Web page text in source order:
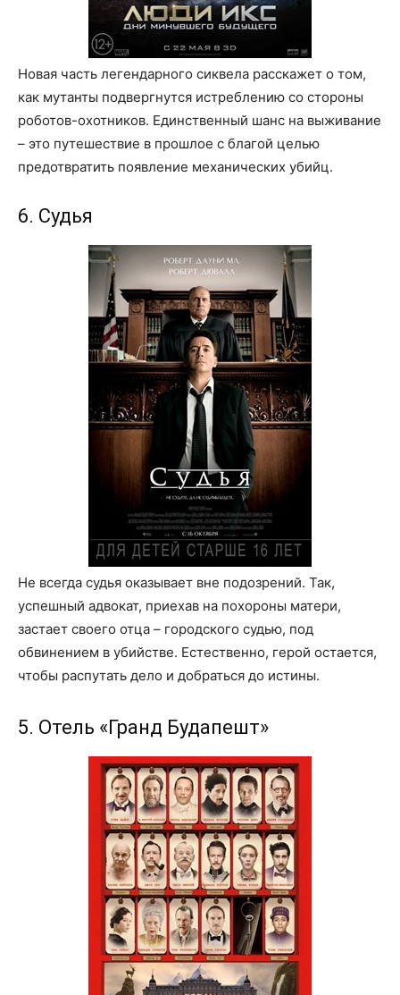
Новая часть легендарного сиквела расскажет о том,
как мутанты подвергнутся истреблению со стороны
роботов-охотников. Единственный шанс на выживание
– это путешествие в прошлое с благой целью
предотвратить появление механических убийц.
6. Судья
Не всегда судья оказывает вне подозрений. Так,
успешный адвокат, приехав на похороны матери,
застает своего отца – городского судью, под
обвинением в убийстве. Естественно, герой остается,
чтобы распутать дело и добраться до истины.
5. Отель «Гранд Будапешт»